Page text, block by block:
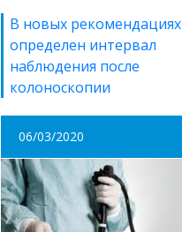
В новых рекомендациях
определен интервал
наблюдения после
колоноскопии
06/03/2020